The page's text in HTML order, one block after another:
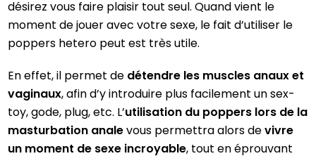
désirez vous faire plaisir tout seul. Quand vient le
moment de jouer avec votre sexe, le fait d’utiliser le
poppers hetero peut est très utile.
En effet, il permet de détendre les muscles anaux et
vaginaux, afin d’y introduire plus facilement un sex-
toy, gode, plug, etc. L’utilisation du poppers lors de la
masturbation analevous permettra alors devivre
un moment de sexe incroyable, tout en éprouvant